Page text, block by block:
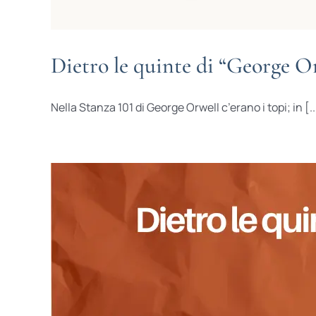
Dietro le quinte di “George
Nella Stanza 101 di George Orwell c’erano i topi; in